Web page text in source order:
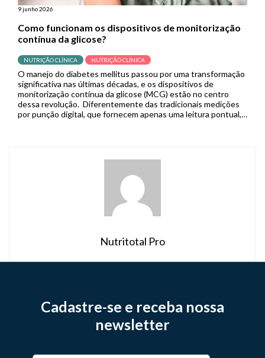
9 junho 2026
Como funcionam os dispositivos de monitorização
contínua da glicose?
NUTRIÇÃO CLÍNICA NUTRIÇÃO CLÍNICA
O manejo do diabetes mellitus passou por uma transformação
significativa nas últimas décadas, e os dispositivos de
monitorização contínua da glicose (MCG) estão no centro
dessa revolução. Diferentemente das tradicionais medições
por punção digital, que fornecem apenas uma leitura pontual,
Nutritotal Pro
Cadastre-se e receba nossa
newsletter